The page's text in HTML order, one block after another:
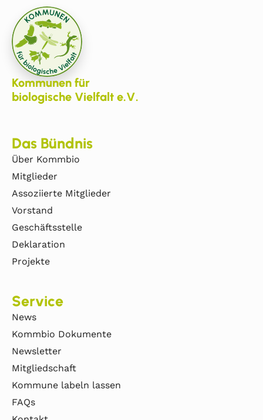
Kommunen für
biologische Vielfalt e.V.
Das Bündnis
Über Kommbio
Mitglieder
Assoziierte Mitglieder
Vorstand
Geschäftsstelle
Deklaration
Projekte
Service
News
Kommbio Dokumente
Newsletter
Mitgliedschaft
Kommune labeln lassen
FAQs